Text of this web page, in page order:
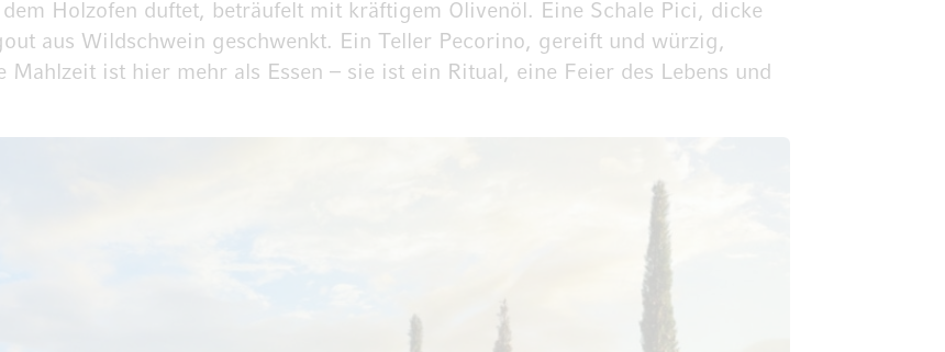
Holzofen duftet, beträufelt mit kräftigem Olivenöl. Eine Schale Pici, dicke
aus Wildschwein geschwenkt. Ein Teller Pecorino, gereift und würzig,
Mahlzeit ist hier mehr als Essen – sie ist ein Ritual, eine Feier des Lebens und